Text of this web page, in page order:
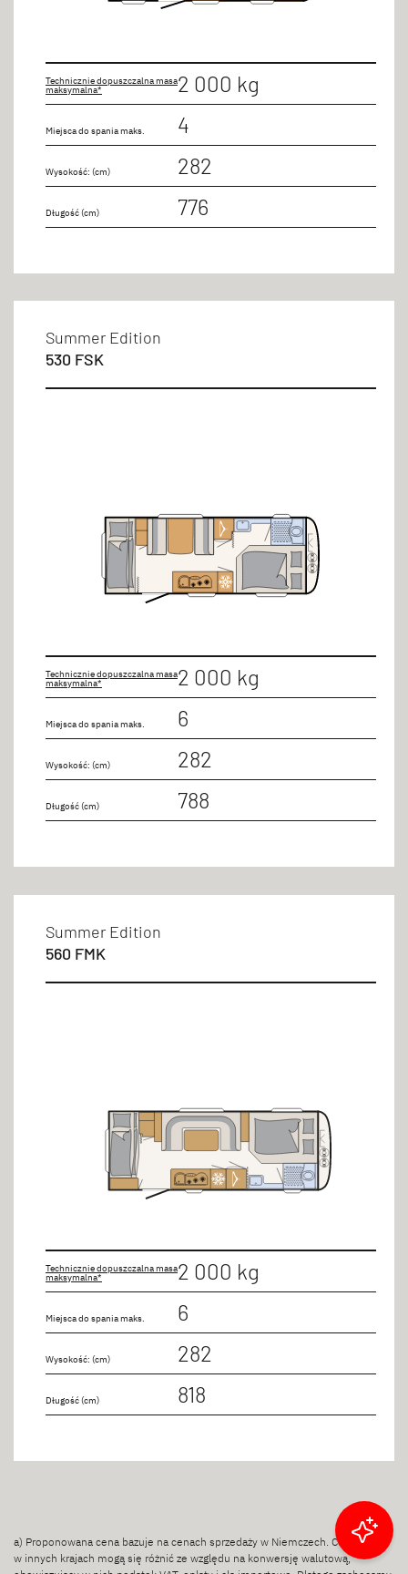
Technicznie dopuszczalna masa
maksymalna* 2 000 kg
Miejsca do spania maks. 4
Wysokość: (cm) 282
Długość (cm) 776
Summer Edition
530 FSK
Technicznie dopuszczalna masa
maksymalna* 2 000 kg
Miejsca do spania maks. 6
Wysokość: (cm) 282
Długość (cm) 788
Summer Edition
560 FMK
Technicznie dopuszczalna masa
maksymalna* 2 000 kg
Miejsca do spania maks. 6
Wysokość: (cm) 282
Długość (cm) 818
a) Proponowana cena bazuje na cenach sprzedaży w Niemczech. Ceny
w innych krajach mogą się różnić ze względu na konwersję walutową,
Filtruj wyniki